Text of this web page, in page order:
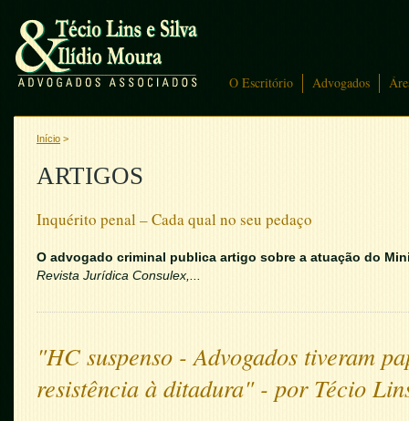
O Escritório Advogados
Início >
ARTIGOS
Inquérito penal – Cada qual no seu pedaço
O advogado criminal publica artigo sobre a atuação do
Revista Jurídica Consulex,...
"HC suspenso - Advogados tiveram
resistência à ditadura" - por Técio